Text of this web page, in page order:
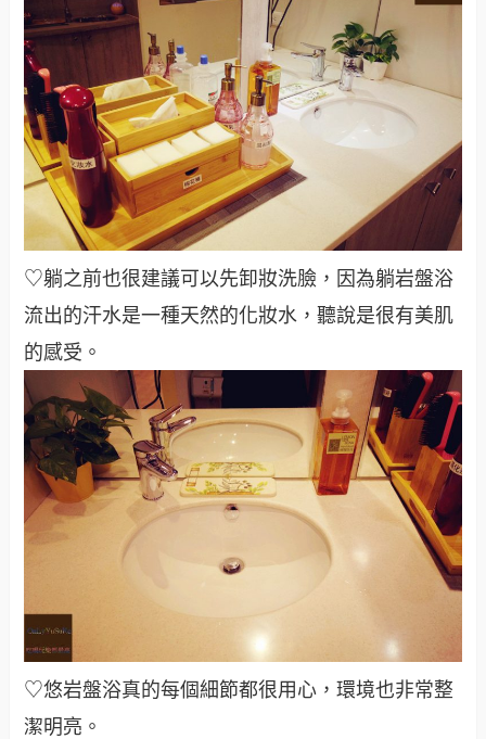
♡躺之前也很建議可以先卸妝洗臉，因為躺岩盤浴
流出的汗水是一種天然的化妝水，聽說是很有美肌
的感受。
♡悠岩盤浴真的每個細節都很用心，環境也非常整
潔明亮。